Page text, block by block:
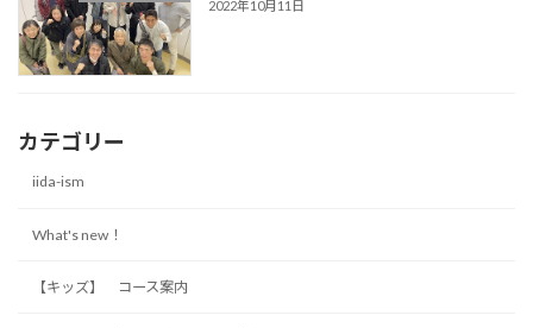
2022年10月11日
カテゴリー
iida-ism
What's new！
【キッズ】 コース案内